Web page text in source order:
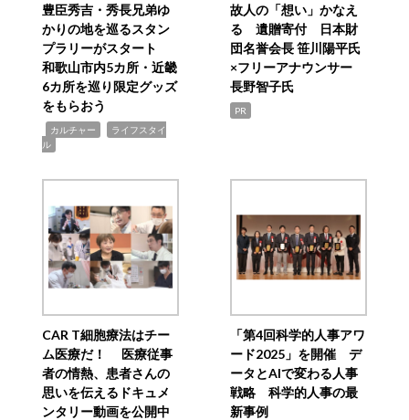
豊臣秀吉・秀長兄弟ゆ
かりの地を巡るスタン
プラリーがスタート
和歌山市内5カ所・近畿
6カ所を巡り限定グッズ
をもらおう
カルチャー
ライフスタイ
ル
故人の「想い」かなえ
る 遺贈寄付 日本財
団名誉会長 笹川陽平氏
×フリーアナウンサー
長野智子氏
PR
CAR T細胞療法はチー
ム医療だ！ 医療従事
者の情熱、患者さんの
思いを伝えるドキュメ
ンタリー動画を公開中
「第4回科学的人事アワ
ード2025」を開催 デ
ータとAIで変わる人事
戦略 科学的人事の最
新事例